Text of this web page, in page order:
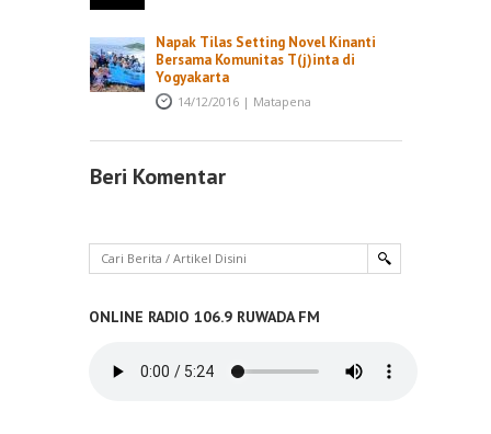
Napak Tilas Setting Novel Kinanti
Bersama Komunitas T(j)inta di
Yogyakarta
14/12/2016| Matapena
Beri Komentar
ONLINE RADIO 106.9 RUWADA FM